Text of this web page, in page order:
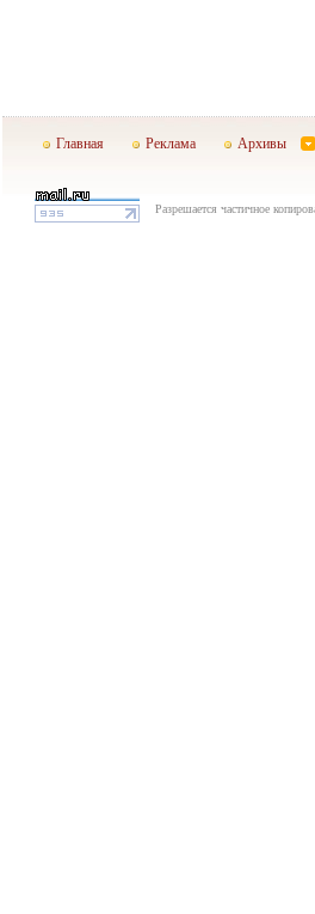
Главная Реклама Архивы
Разрешается частичное